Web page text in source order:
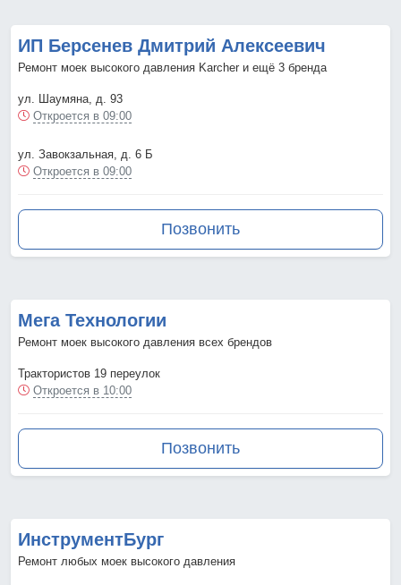
ИП Берсенев Дмитрий Алексеевич
Ремонт моек высокого давления Karcher и ещё 3 бренда
ул. Шаумяна, д. 93
Откроется в 09:00
ул. Завокзальная, д. 6 Б
Откроется в 09:00
Позвонить
Мега Технологии
Ремонт моек высокого давления всех брендов
Трактористов 19 переулок
Откроется в 10:00
Позвонить
ИнструментБург
Ремонт любых моек высокого давления